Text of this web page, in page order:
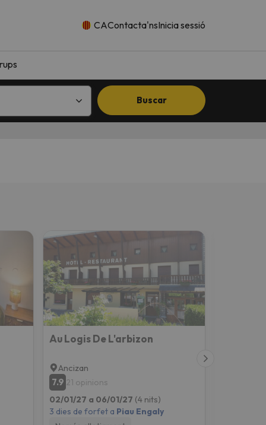
CAContacta'nsInicia sessió
Buscar
Au Logis De L'arbizon
Ancizan
7.9 21 opinions
02/01/27 a 06/01/27 (4 nits)
3 dies de forfet a Piau Engaly